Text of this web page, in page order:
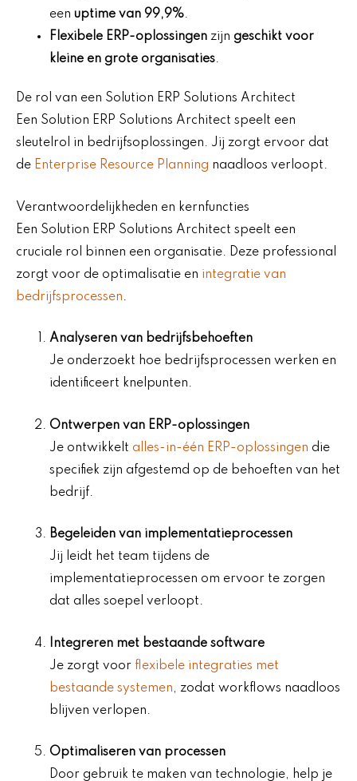
een uptime van 99,9%.
Flexibele ERP-oplossingen zijn geschikt voor
kleine en grote organisaties.
De rol van een Solution ERP Solutions Architect
Een Solution ERP Solutions Architect speelt een
sleutelrol in bedrijfsoplossingen. Jij zorgt ervoor dat
de Enterprise Resource Planning naadloos verloopt.
Verantwoordelijkheden en kernfuncties
Een Solution ERP Solutions Architect speelt een
cruciale rol binnen een organisatie. Deze professional
zorgt voor de optimalisatie en integratie van
bedrijfsprocessen.
Analyseren van bedrijfsbehoeften
Je onderzoekt hoe bedrijfsprocessen werken en
identificeert knelpunten.
Ontwerpen van ERP-oplossingen
Je ontwikkelt alles-in-één ERP-oplossingen die
specifiek zijn afgestemd op de behoeften van het
bedrijf.
Begeleiden van implementatieprocessen
Jij leidt het team tijdens de
implementatieprocessen om ervoor te zorgen
dat alles soepel verloopt.
Integreren met bestaande software
Je zorgt voor flexibele integraties met
bestaande systemen, zodat workflows naadloos
blijven verlopen.
Optimaliseren van processen
Door gebruik te maken van technologie, help je